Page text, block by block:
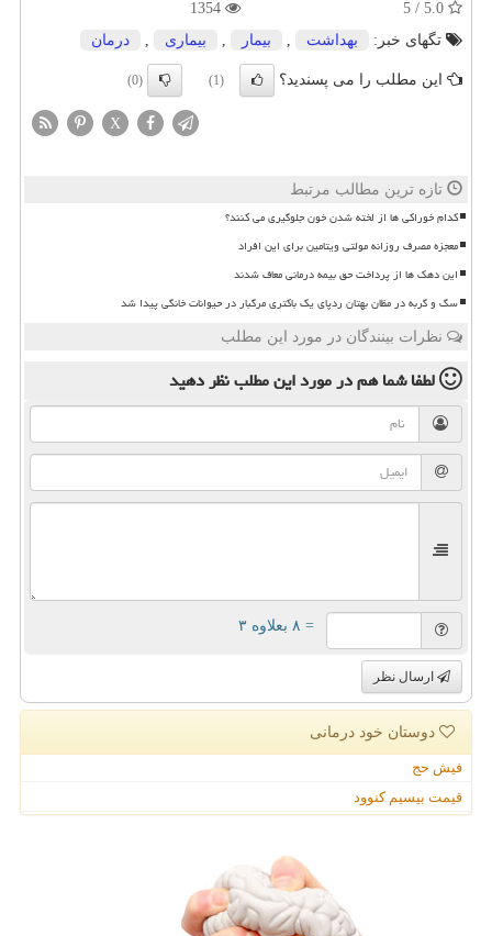
تگهای خبر:
بهداشت بیمار بیماری درمان
این مطلب را می پسندید؟ (1)
(0)
X
تازه ترین مطالب مرتبط
کدام خوراکی ها از لخته شدن خون جلوگیری می کنند؟
معجزه مصرف روزانه مولتی ویتامین برای این افراد
این دهک ها از پرداخت حق بیمه درمانی معاف شدند
سگ و گربه در مظان بهتان ردپای یک باکتری مرگبار در حیوانات خانگی پیدا شد
نظرات بینندگان در مورد این مطلب
لطفا شما همدر مورد این مطلبنظر دهید
= ۸ بعلاوه ۳
ارسال نظر
دوستان خود درمانی
فیش حج
قیمت بیسیم کنوود